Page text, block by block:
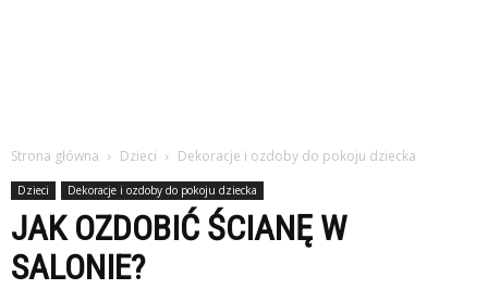
Strona główna Dzieci Dekoracje i ozdoby do pokoju dziecka
Dzieci Dekoracje i ozdoby do pokoju dziecka
JAK OZDOBIĆ ŚCIANĘ W
SALONIE?